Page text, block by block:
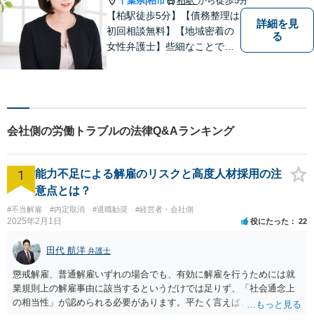
【柏駅徒歩5分】【債務整理は
初回相談無料】【地域密着の
女性弁護士】些細なことでも
詳細を見
る
会社側の労働トラブルの法律Q&Aランキング
1
能力不足による解雇のリスクと高度人材採用の注
意点とは？
#不当解雇 #内定取消 #退職勧奨 #経営者・会社側
2025年2月1日 役にたった 22
田代 航洋 弁護士
懲戒解雇、普通解雇いずれの場合でも、有効に解雇を行うためには就
業規則上の解雇事由に該当するというだけでは足りず、「社会通念上
の相当性」が認められる必要があります。平たく言えば、解雇の原因